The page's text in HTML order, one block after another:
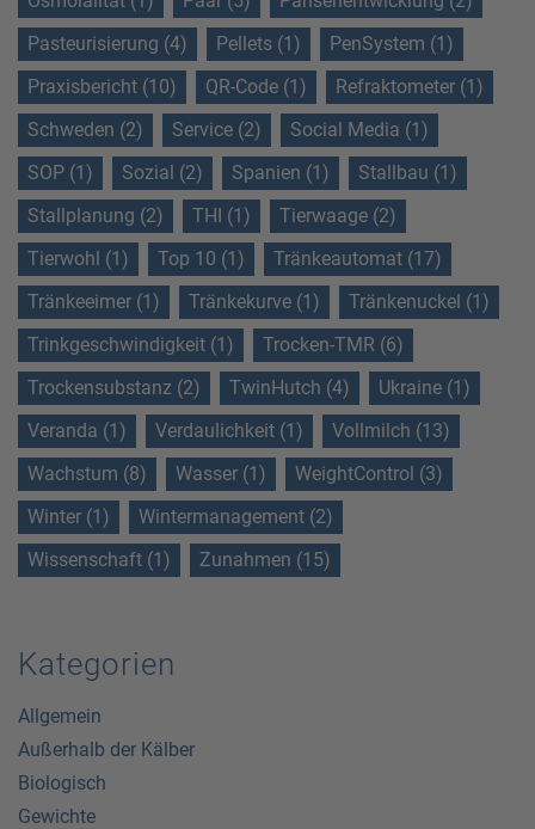
Pasteurisierung (4)
Pellets (1)
PenSystem (1)
Praxisbericht (10)
QR-Code (1)
Refraktometer (1)
Schweden (2)
Service (2)
Social Media (1)
SOP (1)
Sozial (2) Spanien (1)
Stallbau (1)
Stallplanung (2)
THI (1)
Tierwaage (2)
Tierwohl (1)
Top 10 (1)
Tränkeautomat (17)
Tränkeeimer (1)
Tränkekurve (1)
Tränkenuckel (1)
Trinkgeschwindigkeit (1)
Trocken-TMR (6)
Trockensubstanz (2)
TwinHutch (4)
Ukraine (1)
Veranda (1)
Verdaulichkeit (1)
Vollmilch (13)
Wachstum (8)
Wasser (1)
WeightControl (3)
Winter (1)
Wintermanagement (2)
Wissenschaft (1)
Zunahmen (15)
Kategorien
Allgemein
Außerhalb der Kälber
Biologisch
Gewichte